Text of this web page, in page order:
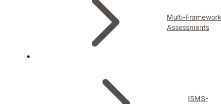
Multi-Framework
Assessments
ISMS-